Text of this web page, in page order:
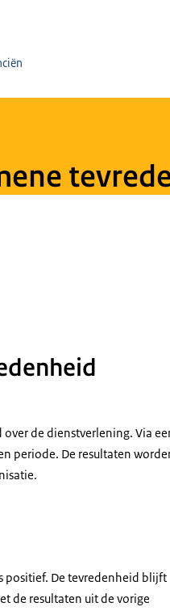
de dienstverlening. Via
periode. De resultaten
positief. De tevredenheid blijft
de resultaten uit de vorige